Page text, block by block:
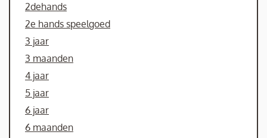
2dehands
2e hands speelgoed
3 jaar
3 maanden
4 jaar
5 jaar
6 jaar
6 maanden